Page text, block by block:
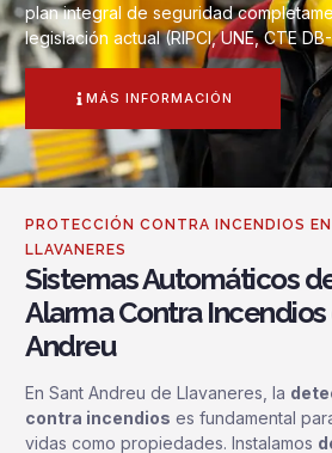
plan integral de seguridad
legislación actual (RIPCI, UNE, CTE
MÁS INFORMACIÓN
PROTECCIÓN CONTRA INCENDIOS
LLAVANERES
Sistemas Automáticos
Alarma Contra Incendios
Andreu
En Sant Andreu de Llavaneres, la
contra incendios es fundamental
vidas como propiedades. Instalamos